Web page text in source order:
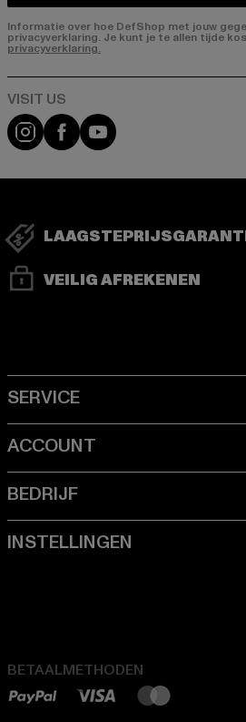
Informatie over hoe DefShop met jouw
privacyverklaring. Je kunt je te allen tijde
privacyverklaring.
Visit our Instagram page:
Visit our Facebook page:
Visit our YouTube
VEILIG AFREKENEN
BETAALMETHODEN